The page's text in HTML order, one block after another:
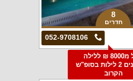
8
חדרים
052-9708106
החל מ8000 ₪ ללילה
למזמינים 2 לילות בסופ"ש
הקרוב